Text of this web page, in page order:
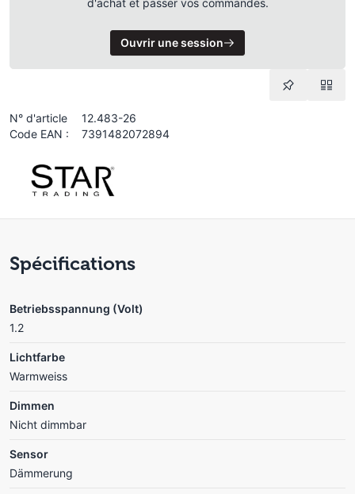
Ouvrir une session
N° d'article
12.483-26
Code EAN :
7391482072894
Spécifications
Betriebsspannung (Volt)
1.2
Lichtfarbe
Warmweiss
Dimmen
Nicht dimmbar
Sensor
Dämmerung